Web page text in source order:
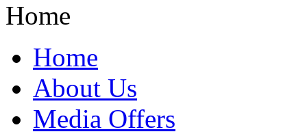
Home
Home
About Us
Media Offers